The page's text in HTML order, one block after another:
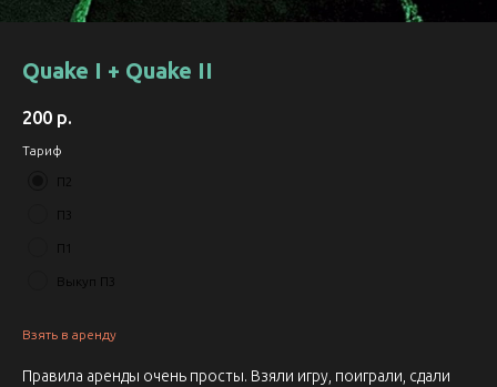
Quake I + Quake II
200 р.
Тариф
П2
П3
П1
Выкуп П3
Взять в аренду
Правила аренды очень просты. Взяли игру, поиграли, сдали